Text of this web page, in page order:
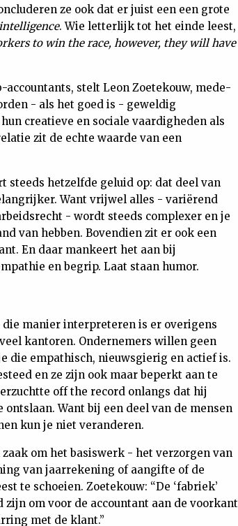
ze ook dat er juist een een grote
. Wie letterlijk tot het einde leest,
to win the race, however, they will have
stelt Leon Zoetekouw, mede-
- als het goed is - geweldig
creatieve en sociale vaardigheden als
zit de echte waarde van een
steeds hetzelfde geluid op: dat deel van
Want vrijwel alles - variërend
- wordt steeds complexer en je
van hebben. Bovendien zit er ook een
En daar mankeert het aan bij
en begrip. Laat staan humor.
die manier interpreteren is er overigens
kantoren. Ondernemers willen geen
die empathisch, nieuwsgierig en actief is.
en ze zijn ook maar beperkt aan te
off the record onlangs dat hij
Want bij een deel van de mensen
kun je niet veranderen.
om het basiswerk - het verzorgen van
van jaarrekening of aangifte of de
te schoeien. Zoetekouw: “De ‘fabriek’
om voor de accountant aan de voorkant
met de klant.”